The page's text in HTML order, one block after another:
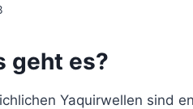
geht es?
Yaquirwellen sind